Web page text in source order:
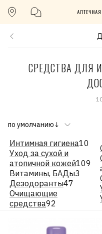
СРЕДСТВА ДЛЯ
по умолчанию↓
Интимная гигиена10
Уход за сухой и
атопичной кожей109
Витамины, БАДы3
Дезодоранты47
Очищающие
средства92